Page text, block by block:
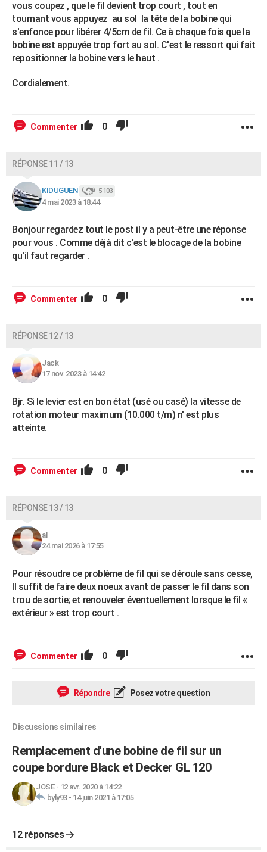
vous coupez , que le fil devient trop court , tout en
tournant vous appuyez au sol la tête de la bobine qui
s'enfonce pour libérer 4/5cm de fil. Ce à chaque fois que la
bobine est appuyée trop fort au sol. C'est le ressort qui fait
repositionner la bobine vers le haut .
Cordialement.
Commenter 0
RÉPONSE 11 / 13
KIDUGUEN 5 103
4 mai 2023 à 18:44
Bonjour regardez tout le post il y a peut-être une réponse
pour vous . Comme déjà dit c'est le blocage de la bobine
qu'il faut regarder .
Commenter 0
RÉPONSE 12 / 13
Jack
17 nov. 2023 à 14:42
Bjr. Si le levier est en bon état (usé ou casé) la vitesse de
rotation moteur maximum (10.000 t/m) n' est plus
atteinte.
Commenter 0
RÉPONSE 13 / 13
al
24 mai 2026 à 17:55
Pour résoudre ce problème de fil qui se déroule sans cesse,
Il suffit de faire deux noeux avant de passer le fil dans son
trou de sortie; et renouveler éventuellement lorsque le fil «
extérieur » est trop court .
Commenter 0
Répondre Posez votre question
Discussions similaires
Remplacement d'une bobine de fil sur un
coupe bordure Black et Decker GL 120
JOSE- 12 avr. 2020 à 14:22
byly93- 14 juin 2021 à 17:05
12 réponses